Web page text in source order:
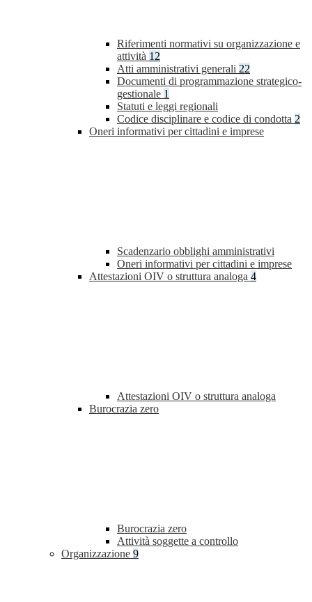
Riferimenti normativi su organizzazione e
attività 12
Atti amministrativi generali 22
Documenti di programmazione strategico-
gestionale 1
Statuti e leggi regionali
Codice disciplinare e codice di condotta 2
Oneri informativi per cittadini e imprese
Scadenzario obblighi amministrativi
Oneri informativi per cittadini e imprese
Attestazioni OIV o struttura analoga 4
Attestazioni OIV o struttura analoga
Burocrazia zero
Burocrazia zero
Attività soggette a controllo
Organizzazione 9